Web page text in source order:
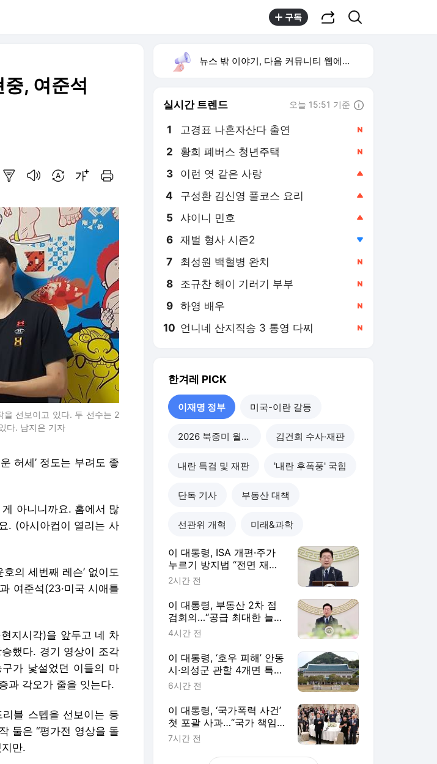
구독
, 여준석
을 선보이고 있다. 두 선수는 2
다. 남지은 기자
허세’ 정도는 부려도 좋
아니니까요. 홈에서 많
. (아시아컵이 열리는 사
의 세번째 레슨’ 없이도
여준석(23·미국 시애틀
지시각)을 앞두고 네 차
했다. 경기 영상이 조각
가 낯설었던 이들의 마
과 각오가 줄을 잇는다.
블 스텝을 선보이는 등
둘은 “평가전 영상을 돌
만.
뉴스 밖 이야기, 다음 커뮤니티 웹에서 보기
실시간 트렌드 오늘 15:51 기준
1 고경표 나혼자산다 출연
2 황희 폐버스 청년주택
3 이런 엿 같은 사랑
4 구성환 김신영 풀코스 요리
5 샤이니 민호
6 재벌 형사 시즌2
7 최성원 백혈병 완치
8 조규찬 해이 기러기 부부
9 하영 배우
10 언니네 산지직송 3 통영 다찌
한겨레 PICK
이재명 정부 미국-이란 갈등
2026 북중미 월드컵 김건희 수사·재판
내란 특검 및 재판 '내란 후폭풍' 국힘
단독 기사 부동산 대책
선관위 개혁 미래&과학
이 대통령, ISA 개편·주가
누르기 방지법 “전면 재검
토“ 지시
2시간 전
이 대통령, 부동산 2차 점
검회의…“공급 최대한 늘리
고 시기도 앞당겨라”
4시간 전
이 대통령, ‘호우 피해’ 안동
시·의성군 관할 4개면 특별
재난지역 선포
6시간 전
이 대통령, ‘국가폭력 사건’
첫 포괄 사과…“국가 책임
에 유효기간 없다”
7시간 전